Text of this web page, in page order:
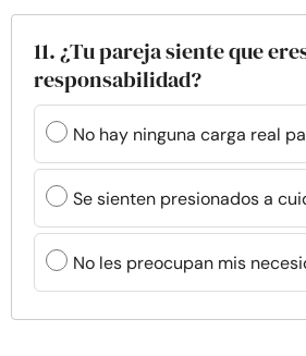
11. ¿Tu pareja siente que
responsabilidad?
No hay ninguna carga real
Se sienten presionados a
No les preocupan mis